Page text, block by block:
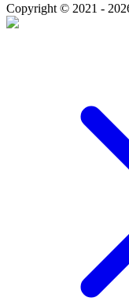
Copyright © 2021 -